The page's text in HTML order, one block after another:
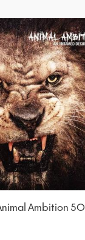
50 Cent – Animal Ambition